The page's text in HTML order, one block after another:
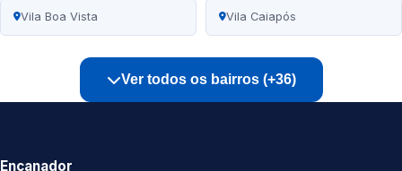
Vila Boa Vista Vila Caiapós
Ver todos os bairros (+36)
Encanador